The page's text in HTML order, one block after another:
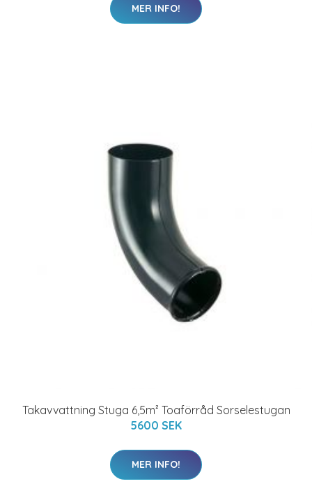
MER INFO!
Takavvattning Stuga 6,5m² Toaförråd Sorselestugan
5600 SEK
MER INFO!